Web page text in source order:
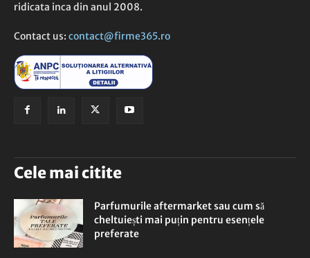
ridicata inca din anul 2008.
Contact us: contact@firme365.ro
Cele mai citite
Parfumurile aftermarket sau cum să
cheltuiești mai puțin pentru esențele
preferate